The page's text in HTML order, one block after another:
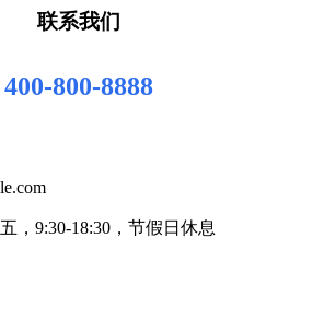
联系我们
400-800-8888
，9:30-18:30，节假日休息